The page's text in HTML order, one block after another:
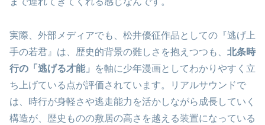
実際、外部メディアでも、松井優征作品としての『逃げ上
手の若君』は、歴史的背景の難しさを抱えつつも、 北条時
行の「逃げる才能」
を軸に少年漫画としてわかりやすく立
ち上げている点が評価されています。リアルサウンドで
は、時行が身軽さや逃走能力を活かしながら成長していく
構造が、歴史ものの敷居の高さを越える装置になっている